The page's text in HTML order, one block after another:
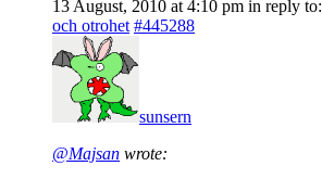
13 August, 2010 at 4:10 pm in reply to:
och otrohet #445288
sunsern
@Majsan wrote: